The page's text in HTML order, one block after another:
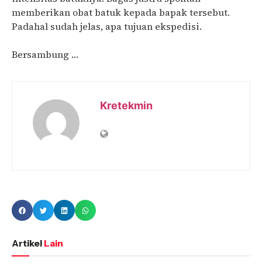
memberikan obat batuk kepada bapak tersebut.
Padahal sudah jelas, apa tujuan ekspedisi.
Bersambung …
Kretekmin
Artikel Lain